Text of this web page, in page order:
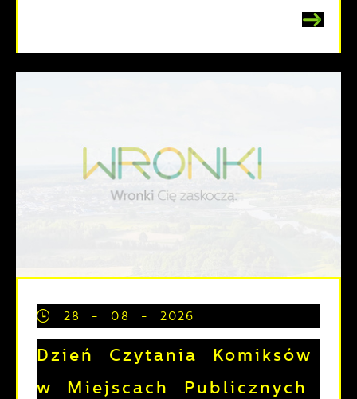
28 - 08 - 2026
Dzień Czytania Komiksów
w Miejscach Publicznych